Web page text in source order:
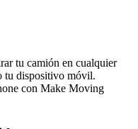
tu camión en cualquier
tu dispositivo móvil.
con Make Moving